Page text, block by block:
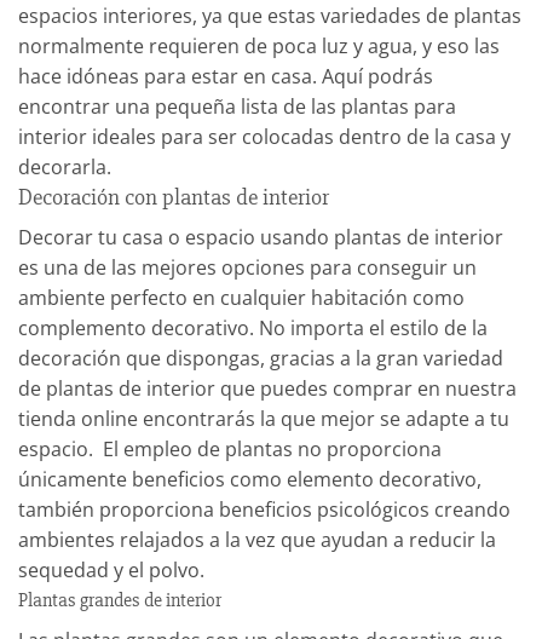
espacios interiores, ya que estas variedades de plantas
normalmente requieren de poca luz y agua, y eso las
hace idóneas para estar en casa. Aquí podrás
encontrar una pequeña lista de las plantas para
interior ideales para ser colocadas dentro de la casa y
decorarla.
Decoración con plantas de interior
Decorar tu casa o espacio usando plantas de interior
es una de las mejores opciones para conseguir un
ambiente perfecto en cualquier habitación como
complemento decorativo. No importa el estilo de la
decoración que dispongas, gracias a la gran variedad
de plantas de interior que puedes comprar en nuestra
tienda online encontrarás la que mejor se adapte a tu
espacio. El empleo de plantas no proporciona
únicamente beneficios como elemento decorativo,
también proporciona beneficios psicológicos creando
ambientes relajados a la vez que ayudan a reducir la
sequedad y el polvo.
Plantas grandes de interior